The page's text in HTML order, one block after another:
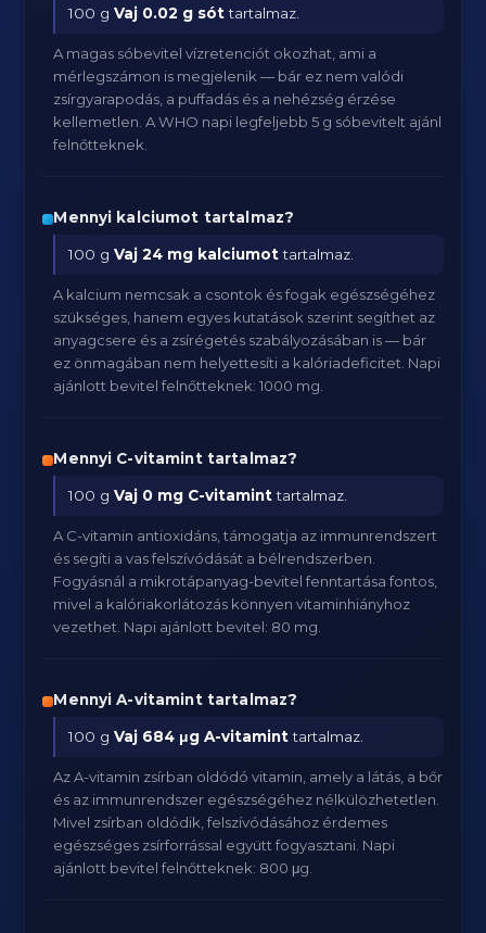
100 gVaj 0.02 g sóttartalmaz.
A magas sóbevitel vízretenciót okozhat, ami a
mérlegszámon is megjelenik — bár ez nem valódi
zsírgyarapodás, a puffadás és a nehézség érzése
kellemetlen. A WHO napi legfeljebb 5 g sóbevitelt ajánl
felnőtteknek.
Mennyi kalciumot tartalmaz?
100 gVaj 24 mg kalciumottartalmaz.
A kalcium nemcsak a csontok és fogak egészségéhez
szükséges, hanem egyes kutatások szerint segíthet az
anyagcsere és a zsírégetés szabályozásában is — bár
ez önmagában nem helyettesíti a kalóriadeficitet. Napi
ajánlott bevitel felnőtteknek: 1000 mg.
Mennyi C-vitamint tartalmaz?
100 gVaj 0 mg C-vitaminttartalmaz.
A C-vitamin antioxidáns, támogatja az immunrendszert
és segíti a vas felszívódását a bélrendszerben.
Fogyásnál a mikrotápanyag-bevitel fenntartása fontos,
mivel a kalóriakorlátozás könnyen vitaminhiányhoz
vezethet. Napi ajánlott bevitel: 80 mg.
Mennyi A-vitamint tartalmaz?
100 gVaj 684 μg A-vitaminttartalmaz.
Az A-vitamin zsírban oldódó vitamin, amely a látás, a bőr
és az immunrendszer egészségéhez nélkülözhetetlen.
Mivel zsírban oldódik, felszívódásához érdemes
egészséges zsírforrással együtt fogyasztani. Napi
ajánlott bevitel felnőtteknek: 800 μg.